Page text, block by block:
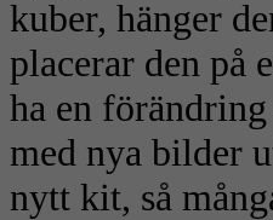
kuber, hänger
placerar den på
ha en
med nya bilder
nytt kit, så